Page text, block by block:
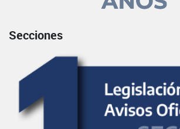
Secciones